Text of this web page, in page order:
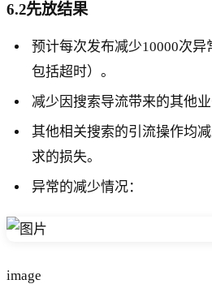
6.2先放结果
预计每次发布减少10000次
包括超时）。
减少因搜索导流带来的其他业
其他相关搜索的引流操作均
求的损失。
异常的减少情况：
image